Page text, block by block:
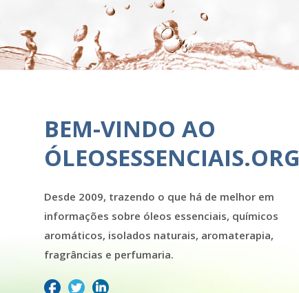
BEM-VINDO AO
ÓLEOSESSENCIAIS.ORG
Desde 2009, trazendo o que há de melhor em
informações sobre óleos essenciais, químicos
aromáticos, isolados naturais, aromaterapia,
fragrâncias e perfumaria.